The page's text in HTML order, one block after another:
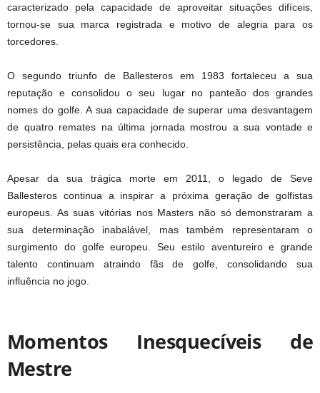
caracterizado pela capacidade de aproveitar situações difíceis,
tornou-se sua marca registrada e motivo de alegria para os
torcedores.
O segundo triunfo de Ballesteros em 1983 fortaleceu a sua
reputação e consolidou o seu lugar no panteão dos grandes
nomes do golfe. A sua capacidade de superar uma desvantagem
de quatro remates na última jornada mostrou a sua vontade e
persistência, pelas quais era conhecido.
Apesar da sua trágica morte em 2011, o legado de Seve
Ballesteros continua a inspirar a próxima geração de golfistas
europeus. As suas vitórias nos Masters não só demonstraram a
sua determinação inabalável, mas também representaram o
surgimento do golfe europeu. Seu estilo aventureiro e grande
talento continuam atraindo fãs de golfe, consolidando sua
influência no jogo.
Momentos Inesquecíveis de
Mestre